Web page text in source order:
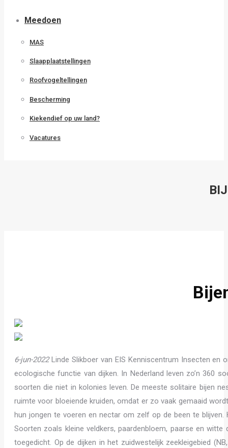
Meedoen
MAS
Slaapplaatstellingen
Roofvogeltellingen
Bescherming
Kiekendief op uw land?
Vacatures
6-jun-2022Linde Slikboer van EIS Kenniscentrum Insecten en
ecologische functie van dijken. In Nederland leven zo’n 360
soorten die niet in kolonies leven. De meeste solitaire bijen
ruimte voor bloeiende kruiden, omdat er zo vaak gemaaid
hun jongen te voeren en nectar om zelf op de been te
Soorten zoals kleine veldkers, paardenbloem, paarse en witte
toegedicht. Op de dijken in het zuidwestelijk zeekleigebied